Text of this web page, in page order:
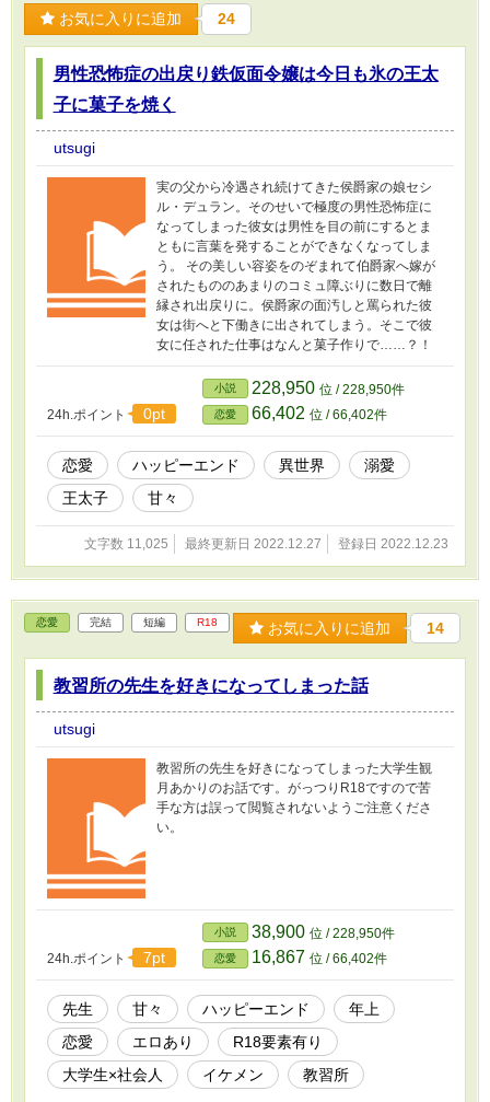
お気に入りに追加 24
男性恐怖症の出戻り鉄仮面令嬢は今日も氷の王太
子に菓子を焼く
utsugi
実の父から冷遇され続けてきた侯爵家の娘セシ
ル・デュラン。そのせいで極度の男性恐怖症に
なってしまった彼女は男性を目の前にするとま
ともに言葉を発することができなくなってしま
う。 その美しい容姿をのぞまれて伯爵家へ嫁が
されたもののあまりのコミュ障ぶりに数日で離
縁され出戻りに。侯爵家の面汚しと罵られた彼
女は街へと下働きに出されてしまう。そこで彼
女に任された仕事はなんと菓子作りで……？！
24h.ポイント 0pt
小説 228,950 位 / 228,950件
恋愛 66,402 位 / 66,402件
恋愛 ハッピーエンド 異世界
溺愛
王太子
甘々
文字数 11,025 最終更新日 2022.12.27 登録日 2022.12.23
恋愛 完結 短編 R18 お気に入りに追加 14
教習所の先生を好きになってしまった話
utsugi
教習所の先生を好きになってしまった大学生観
月あかりのお話です。がっつりR18ですので苦
手な方は誤って閲覧されないようご注意くださ
い。
24h.ポイント 7pt
小説 38,900 位 / 228,950件
恋愛 16,867 位 / 66,402件
先生 甘々 ハッピーエンド
年上
恋愛
エロあり
R18要素有り
大学生×社会人
イケメン 教習所